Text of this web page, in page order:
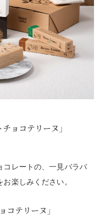
ョコテリーヌ」
コレートの、一見バラバ
楽しみください。
コテリーヌ」